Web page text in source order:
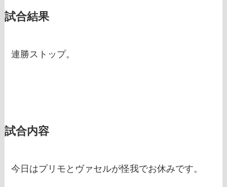
試合結果
連勝ストップ。
試合内容
今日はプリモとヴァセルが怪我でお休みです。